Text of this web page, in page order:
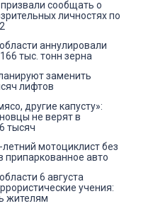
сообщать о
личностях по
аннулировали
тыс. тонн зерна
заменить
лифтов
другие капусту»:
не верят в
тысяч
мотоциклист без
припаркованное авто
6 августа
учения:
жителям